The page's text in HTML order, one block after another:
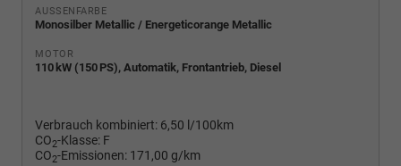
AUSSENFARBE
Monosilber Metallic / Energeticorange Metallic
MOTOR
110 kW (150 PS), Automatik, Frontantrieb, Diesel
Verbrauch kombiniert: 6,50 l/100km
CO2-Klasse: F
CO2-Emissionen: 171,00 g/km